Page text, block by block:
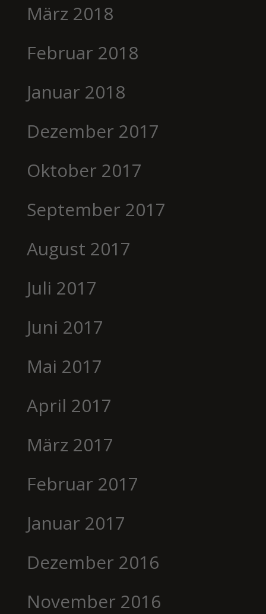
März 2018
Februar 2018
Januar 2018
Dezember 2017
Oktober 2017
September 2017
August 2017
Juli 2017
Juni 2017
Mai 2017
April 2017
März 2017
Februar 2017
Januar 2017
Dezember 2016
November 2016